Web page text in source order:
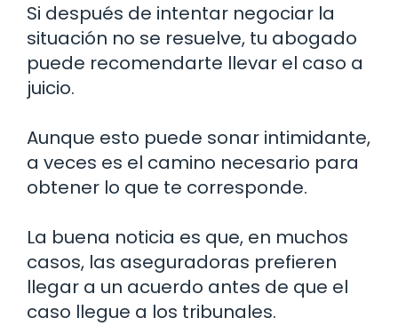
Si después de intentar negociar la
situación no se resuelve, tu abogado
puede recomendarte llevar el caso a
juicio.
Aunque esto puede sonar intimidante,
a veces es el camino necesario para
obtener lo que te corresponde.
La buena noticia es que, en muchos
casos, las aseguradoras prefieren
llegar a un acuerdo antes de que el
caso llegue a los tribunales.